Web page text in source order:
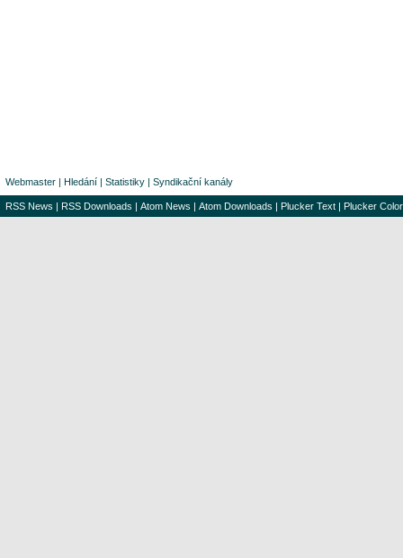
Webmaster | Hledání | Statistiky | Syndikační kanály
RSS News | RSS Downloads | Atom News | Atom Downloads | Plucker Text | Plucker Color